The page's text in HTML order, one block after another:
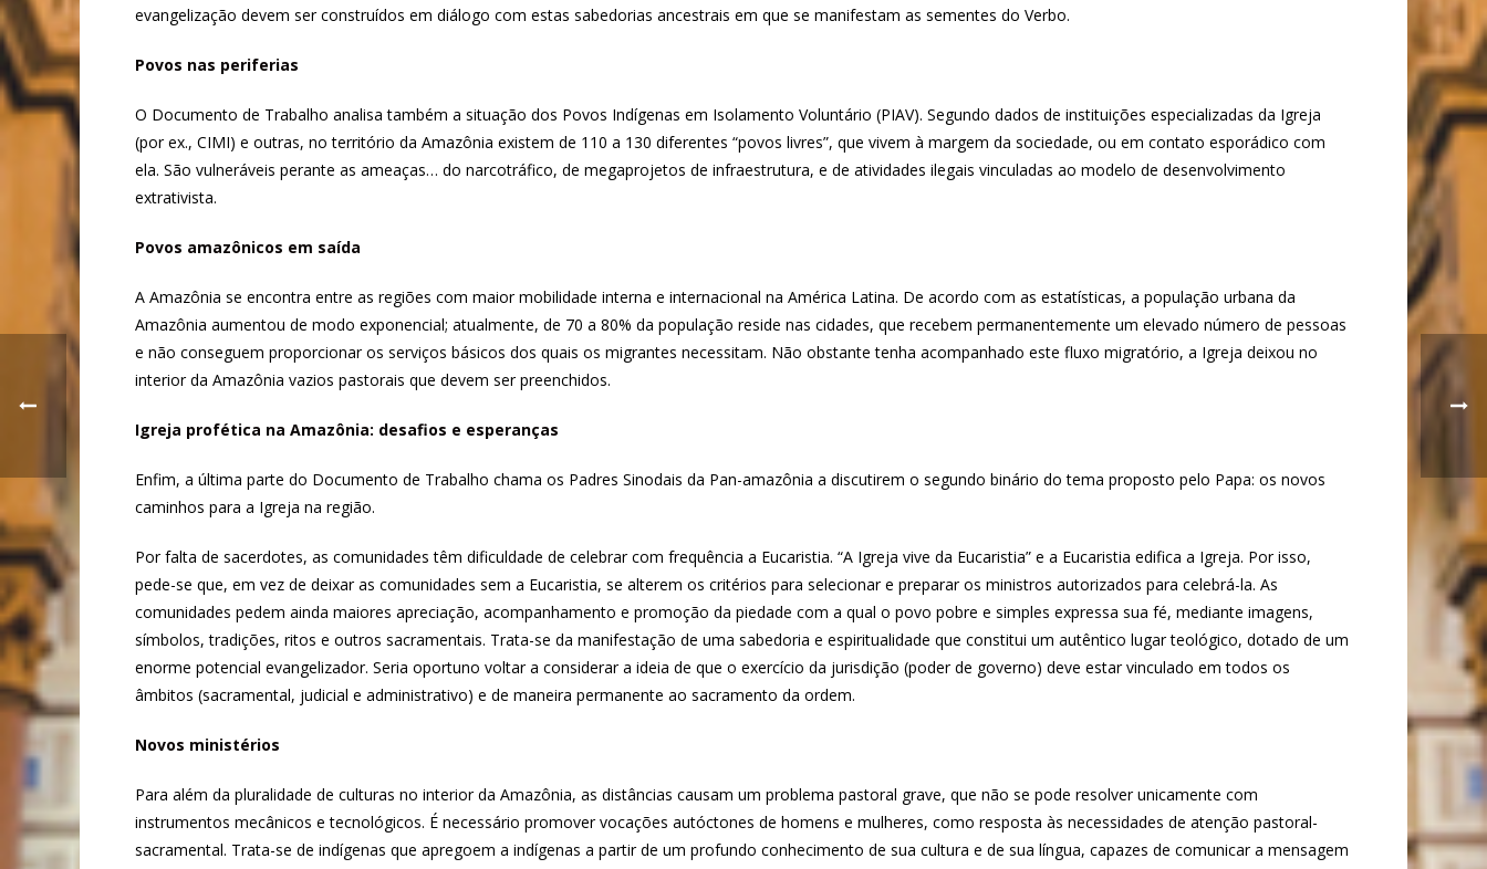
evangelização devem ser construídos em diálogo com estas sabedorias ancestrais em que se manifestam as sementes do Verbo.
Povos nas periferias
O Documento de Trabalho analisa também a situação dos Povos Indígenas em Isolamento Voluntário (PIAV). Segundo dados de instituições especializadas da Igreja
(por ex., CIMI) e outras, no território da Amazônia existem de 110 a 130 diferentes “povos livres”, que vivem à margem da sociedade, ou em contato esporádico com
ela. São vulneráveis perante as ameaças… do narcotráfico, de megaprojetos de infraestrutura, e de atividades ilegais vinculadas ao modelo de desenvolvimento
extrativista.
Povos amazônicos em saída
A Amazônia se encontra entre as regiões com maior mobilidade interna e internacional na América Latina. De acordo com as estatísticas, a população urbana da
Amazônia aumentou de modo exponencial; atualmente, de 70 a 80% da população reside nas cidades, que recebem permanentemente um elevado número de pessoas
e não conseguem proporcionar os serviços básicos dos quais os migrantes necessitam. Não obstante tenha acompanhado este fluxo migratório, a Igreja deixou no
interior da Amazônia vazios pastorais que devem ser preenchidos.
Igreja profética na Amazônia: desafios e esperanças
Enfim, a última parte do Documento de Trabalho chama os Padres Sinodais da Pan-amazônia a discutirem o segundo binário do tema proposto pelo Papa: os novos
caminhos para a Igreja na região.
Por falta de sacerdotes, as comunidades têm dificuldade de celebrar com frequência a Eucaristia. “A Igreja vive da Eucaristia” e a Eucaristia edifica a Igreja. Por isso,
pede-se que, em vez de deixar as comunidades sem a Eucaristia, se alterem os critérios para selecionar e preparar os ministros autorizados para celebrá-la. As
comunidades pedem ainda maiores apreciação, acompanhamento e promoção da piedade com a qual o povo pobre e simples expressa sua fé, mediante imagens,
símbolos, tradições, ritos e outros sacramentais. Trata-se da manifestação de uma sabedoria e espiritualidade que constitui um autêntico lugar teológico, dotado de um
enorme potencial evangelizador. Seria oportuno voltar a considerar a ideia de que o exercício da jurisdição (poder de governo) deve estar vinculado em todos os
âmbitos (sacramental, judicial e administrativo) e de maneira permanente ao sacramento da ordem.
Novos ministérios
Para além da pluralidade de culturas no interior da Amazônia, as distâncias causam um problema pastoral grave, que não se pode resolver unicamente com
instrumentos mecânicos e tecnológicos. É necessário promover vocações autóctones de homens e mulheres, como resposta às necessidades de atenção pastoral-
sacramental. Trata-se de indígenas que apregoem a indígenas a partir de um profundo conhecimento de sua cultura e de sua língua, capazes de comunicar a mensagem